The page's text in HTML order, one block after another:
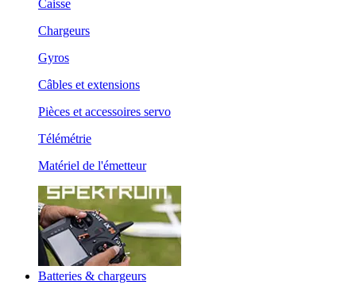
Caisse
Chargeurs
Gyros
Câbles et extensions
Pièces et accessoires servo
Télémétrie
Matériel de l'émetteur
Batteries & chargeurs